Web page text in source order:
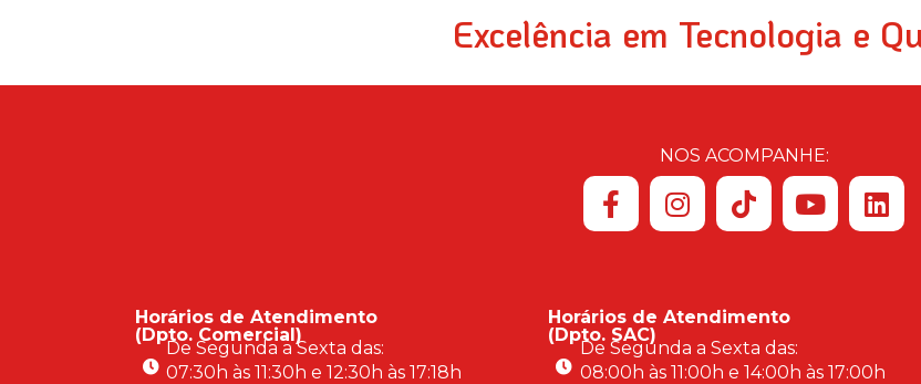
Excelência em Tecnologia e
NOS ACOMPANHE:
Horários de Atendimento
(Dpto. Comercial)
De Segunda a Sexta das:
07:30h às 11:30h e 12:30h às 17:18h
Horários de Atendimento
(Dpto. SAC)
De Segunda a Sexta das:
08:00h às 11:00h e 14:00h às 17:00h